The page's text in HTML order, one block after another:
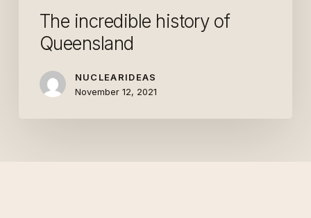
The incredible history of
Queensland
NUCLEARIDEAS
November 12, 2021